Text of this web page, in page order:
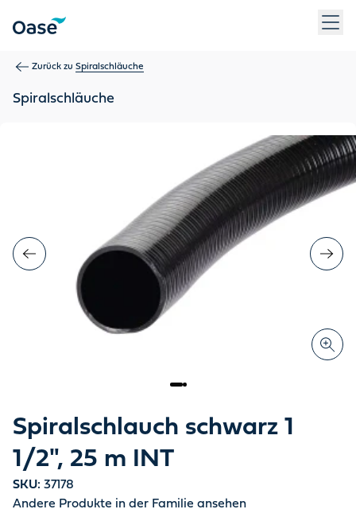
Zurück zu Spiralschläuche
Spiralschläuche
Spiralschlauch schwarz 1
1/2", 25 m INT
SKU: 37178
Andere Produkte in der Familie ansehen